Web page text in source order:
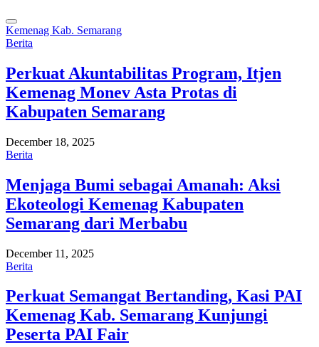
Kemenag Kab. Semarang
Berita
Perkuat Akuntabilitas Program, Itjen
Kemenag Monev Asta Protas di
Kabupaten Semarang
December 18, 2025
Berita
Menjaga Bumi sebagai Amanah: Aksi
Ekoteologi Kemenag Kabupaten
Semarang dari Merbabu
December 11, 2025
Berita
Perkuat Semangat Bertanding, Kasi PAI
Kemenag Kab. Semarang Kunjungi
Peserta PAI Fair